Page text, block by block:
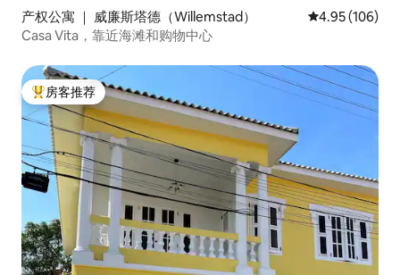
产权公寓 ｜ 威廉斯塔德（Willemstad） 平均评分 4.95
4.95 (106)
Casa Vita，靠近海滩和购物中心
热门「房客推荐」
房客推荐